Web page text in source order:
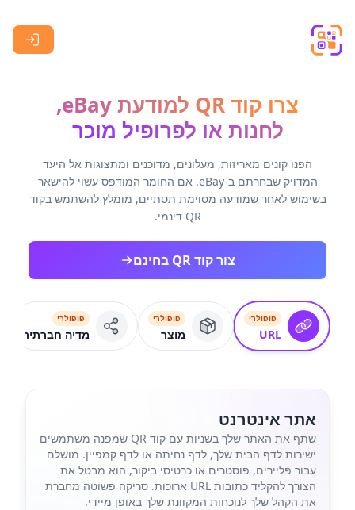
צרו קוד QR למודעת eBay,
לחנות או לפרופיל מוכר
הפנו קונים מאריזות, מעלונים, מדוכנים ומתצוגות אל היעד
המדויק שבחרתם ב-eBay. אם החומר המודפס עשוי להישאר
בשימוש לאחר שמודעה מסוימת תסתיים, מומלץ להשתמש בקוד
QR דינמי.
צור קוד QR בחינם
פופולרי
URL
פופולרי
מוצר
פופולרי
מדיה חברתית
אתר אינטרנט
שתף את האתר שלך בשניות עם קוד QR שמפנה משתמשים
ישירות לדף הבית שלך, לדף נחיתה או לדף קמפיין. מושלם
עבור פליירים, פוסטרים או כרטיסי ביקור, הוא מבטל את
הצורך להקליד כתובות URL ארוכות. סריקה פשוטה מחברת
את הקהל שלך לנוכחות המקוונת שלך באופן מיידי.